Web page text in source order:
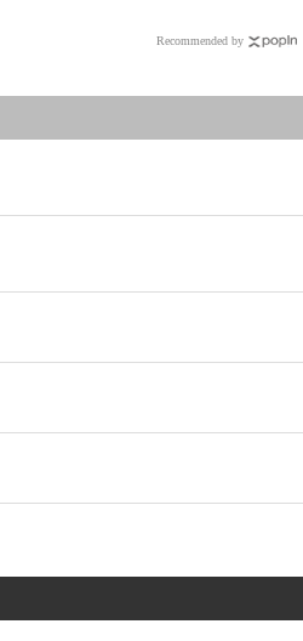
Recommended by